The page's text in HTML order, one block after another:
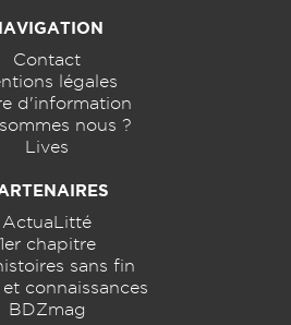
Contact
légales
d'information
nous ?
Lives
ActuaLitté
1er chapitre
sans fin
et connaissances
BDZmag